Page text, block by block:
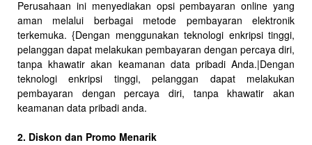
Perusahaan ini menyediakan opsi pembayaran online yang
aman melalui berbagai metode pembayaran elektronik
terkemuka. {Dengan menggunakan teknologi enkripsi tinggi,
pelanggan dapat melakukan pembayaran dengan percaya diri,
tanpa khawatir akan keamanan data pribadi Anda.|Dengan
teknologi enkripsi tinggi, pelanggan dapat melakukan
pembayaran dengan percaya diri, tanpa khawatir akan
keamanan data pribadi anda.
2. Diskon dan Promo Menarik